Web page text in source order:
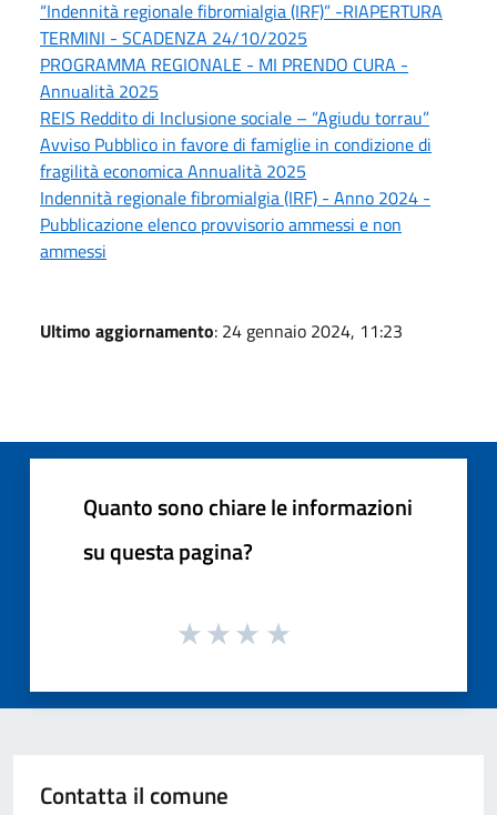
“Indennità regionale fibromialgia (IRF)” -RIAPERTURA
TERMINI - SCADENZA 24/10/2025
PROGRAMMA REGIONALE - MI PRENDO CURA -
Annualità 2025
REIS Reddito di Inclusione sociale – “Agiudu torrau”
Avviso Pubblico in favore di famiglie in condizione di
fragilità economica Annualità 2025
Indennità regionale fibromialgia (IRF) - Anno 2024 -
Pubblicazione elenco provvisorio ammessi e non
ammessi
Ultimo aggiornamento: 24 gennaio 2024, 11:23
Quanto sono chiare le informazioni
su questa pagina?
Contatta il comune